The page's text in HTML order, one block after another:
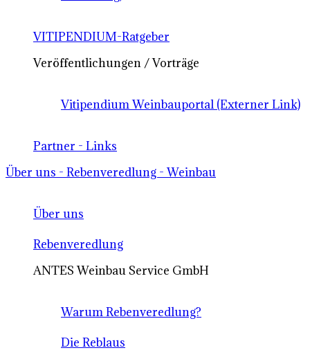
VITIPENDIUM-Ratgeber
Veröffentlichungen / Vorträge
Vitipendium Weinbauportal (Externer Link)
Partner - Links
Über uns - Rebenveredlung - Weinbau
Über uns
Rebenveredlung
ANTES Weinbau Service GmbH
Warum Rebenveredlung?
Die Reblaus